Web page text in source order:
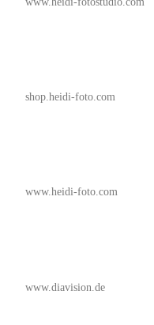
shop.heidi-foto.com
www.heidi-foto.com
www.diavision.de